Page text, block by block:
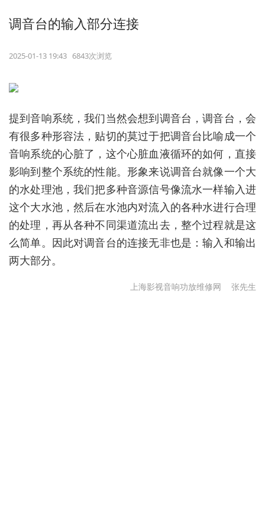
调音台的输入部分连接
2025-01-13 19:43 6843次浏览
提到音响系统，我们当然会想到调音台，调音台，会
有很多种形容法，贴切的莫过于把调音台比喻成一个
音响系统的心脏了，这个心脏血液循环的如何，直接
影响到整个系统的性能。形象来说调音台就像一个大
的水处理池，我们把多种音源信号像流水一样输入进
这个大水池，然后在水池内对流入的各种水进行合理
的处理，再从各种不同渠道流出去，整个过程就是这
么简单。因此对调音台的连接无非也是：输入和输出
两大部分。
上海影视音响功放维修网 张先生